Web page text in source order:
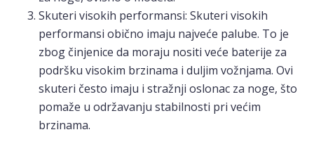
Skuteri visokih performansi: Skuteri visokih
performansi obično imaju najveće palube. To je
zbog činjenice da moraju nositi veće baterije za
podršku visokim brzinama i duljim vožnjama. Ovi
skuteri često imaju i stražnji oslonac za noge, što
pomaže u održavanju stabilnosti pri većim
brzinama.